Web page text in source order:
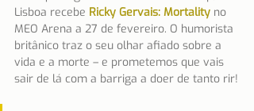
Lisboa recebe Ricky Gervais: Mortality no
MEO Arena a 27 de fevereiro. O humorista
britânico traz o seu olhar afiado sobre a
vida e a morte – e prometemos que vais
sair de lá com a barriga a doer de tanto rir!